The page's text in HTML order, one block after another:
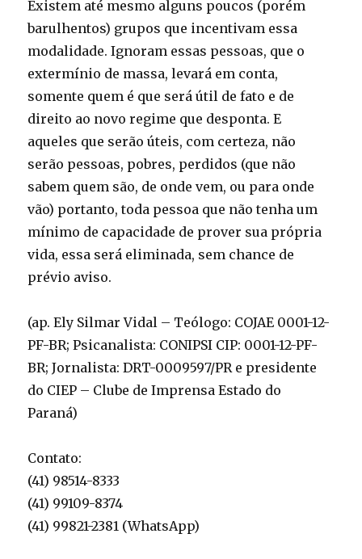
Existem até mesmo alguns poucos (porém
barulhentos) grupos que incentivam essa
modalidade. Ignoram essas pessoas, que o
extermínio de massa, levará em conta,
somente quem é que será útil de fato e de
direito ao novo regime que desponta. E
aqueles que serão úteis, com certeza, não
serão pessoas, pobres, perdidos (que não
sabem quem são, de onde vem, ou para onde
vão) portanto, toda pessoa que não tenha um
mínimo de capacidade de prover sua própria
vida, essa será eliminada, sem chance de
prévio aviso.
(ap. Ely Silmar Vidal – Teólogo: COJAE 0001-12-
PF-BR; Psicanalista: CONIPSI CIP: 0001-12-PF-
BR; Jornalista: DRT-0009597/PR e presidente
do CIEP – Clube de Imprensa Estado do
Paraná)
Contato:
(41) 98514-8333
(41) 99109-8374
(41) 99821-2381 (WhatsApp)